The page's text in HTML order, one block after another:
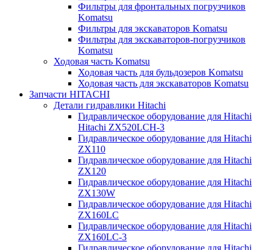
Фильтры для фронтальных погрузчиков
Komatsu
Фильтры для экскаваторов Komatsu
Фильтры для экскаваторов-погрузчиков
Komatsu
Ходовая часть Komatsu
Ходовая часть для бульдозеров Komatsu
Ходовая часть для экскаваторов Komatsu
Запчасти HITACHI
Детали гидравлики Hitachi
Гидравлическое оборудование для Hitachi
Hitachi ZX520LCH-3
Гидравлическое оборудование для Hitachi
ZX110
Гидравлическое оборудование для Hitachi
ZX120
Гидравлическое оборудование для Hitachi
ZX130W
Гидравлическое оборудование для Hitachi
ZX160LC
Гидравлическое оборудование для Hitachi
ZX160LC-3
Гидравлическое оборудование для Hitachi